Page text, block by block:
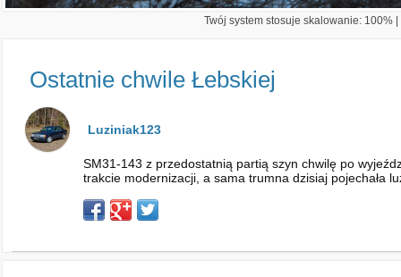
Twój system stosuje skalowanie: 100%
Ostatnie chwile Łebskiej
Luziniak123
SM31-143 z przedostatnią partią szyn chwilę po
trakcie modernizacji, a sama trumna dzisiaj pojechała